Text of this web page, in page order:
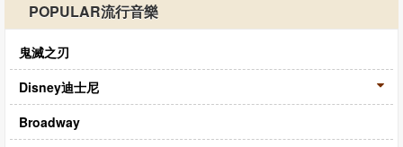
Popular流行音樂
教材教具
樂器配件
總譜、樂團譜、爵士樂
POPULAR流行音樂
鬼滅之刃
Disney迪士尼
Broadway